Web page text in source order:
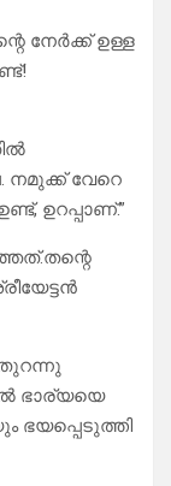
നേർക്ക് ഉള്ള
നമുക്ക് വേറെ
ഉറപ്പാണ്.”
തുറന്നു
ഭാര്യയെ